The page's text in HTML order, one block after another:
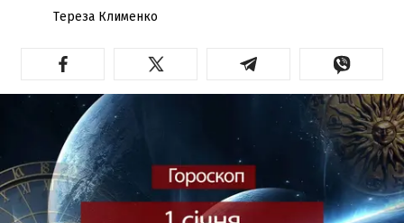
Тереза Клименко